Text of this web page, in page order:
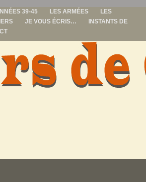
39-45 LES ARMÉES
LES
JE VOUS ÉCRIS…
INSTANTS DE
de